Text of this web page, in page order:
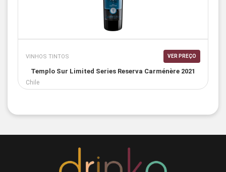
VINHOS TINTOS VER PREÇO
Templo Sur Limited Series Reserva Carménère 2021
Chile